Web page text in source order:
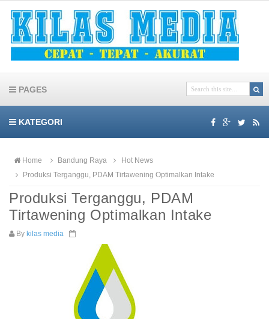
PAGES
KATEGORI
Home Bandung Raya
Hot News
Produksi Terganggu, PDAM Tirtawening Optimalkan Intake
Produksi Terganggu, PDAM
Tirtawening Optimalkan Intake
By kilas media